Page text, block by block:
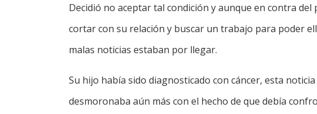
Decidió no aceptar tal condición y aunque en contra
cortar con su relación y buscar un trabajo para poder
malas noticias estaban por llegar.
Su hijo había sido diagnosticado con cáncer, esta
desmoronaba aún más con el hecho de que debía